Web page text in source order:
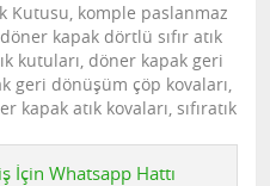
Kutusu, komple paslanmaz
kapak dörtlü sıfır atık
kutuları, döner kapak geri
geri dönüşüm çöp kovaları,
kapak atık kovaları, sıfıratık
İçin Whatsapp Hattı